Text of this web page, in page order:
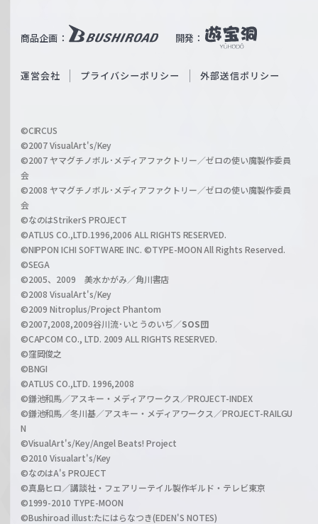
ß
c
a
r
z
商品企画： 開発：
b
O
i
l
h
a
n
l
運営会社 プライバシーポリシー 外部送信ポリシー
©CIRCUS
©2007 VisualArt's/Key
©2007 ヤマグチノボル･メディアファクトリー／ゼロの使い魔製作委員
会
©2008 ヤマグチノボル･メディアファクトリー／ゼロの使い魔製作委員
会
©なのはStrikerS PROJECT
©ATLUS CO.,LTD.1996,2006 ALL RIGHTS RESERVED.
©NIPPON ICHI SOFTWARE INC. ©TYPE-MOON All Rights Reserved.
©SEGA
©2005、2009 美水かがみ／角川書店
©2008 VisualArt's/Key
©2009 Nitroplus/Project Phantom
©2007,2008,2009谷川流･いとうのいぢ／SOS団
©CAPCOM CO., LTD. 2009 ALL RIGHTS RESERVED.
©窪岡俊之
©BNGI
©ATLUS CO.,LTD. 1996,2008
©鎌池和馬／アスキー・メディアワークス／PROJECT-INDEX
©鎌池和馬／冬川基／アスキー・メディアワークス／PROJECT-RAILGU
N
©VisualArt's/Key/Angel Beats! Project
©2010 Visualart's/Key
©なのはA's PROJECT
©真島ヒロ／講談社・フェアリーテイル製作ギルド・テレビ東京
©1999-2010 TYPE-MOON
©Bushiroad illust:たにはらなつき(EDEN'S NOTES)